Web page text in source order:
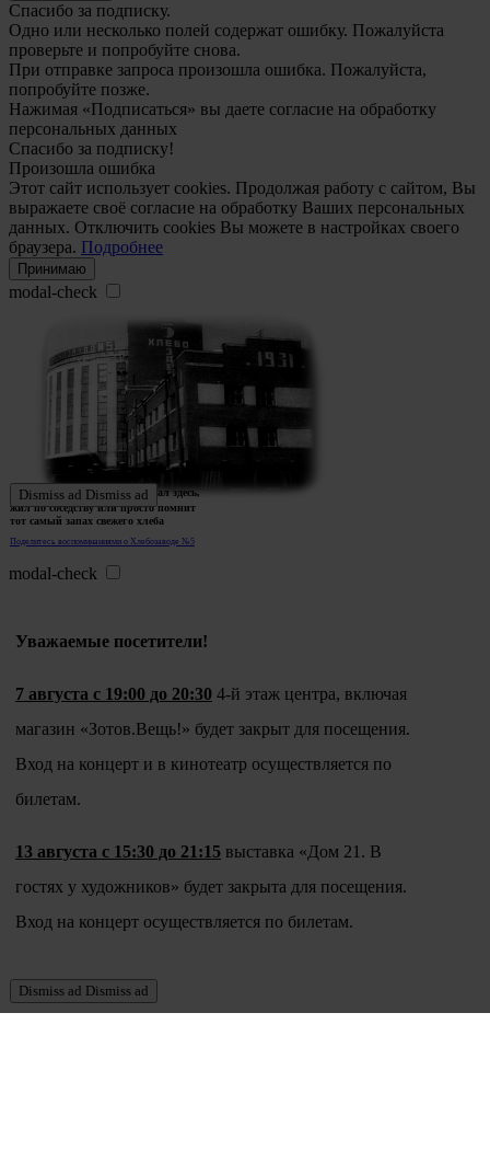
Спасибо за подписку.
Одно или несколько полей содержат ошибку. Пожалуйста
проверьте и попробуйте снова.
При отправке запроса произошла ошибка. Пожалуйста,
попробуйте позже.
Нажимая «Подписаться» вы даете согласие на обработку
персональных данных
Спасибо за подписку!
Произошла ошибка
Этот сайт использует cookies. Продолжая работу с сайтом, Вы
выражаете своё согласие на обработку Ваших персональных
данных. Отключить cookies Вы можете в настройках своего
браузера. Подробнее
Принимаю
modal-check
Поделитесь воспоминаниями о Хлебозаводе №5
Ждем истории тех, кто работал здесь,
жил по соседству или просто помнит
тот самый запах свежего хлеба
Dismiss ad Dismiss ad
modal-check
Уважаемые посетители!
7 августа с 19:00 до 20:30 4-й этаж центра, включая
магазин «Зотов.Вещь!» будет закрыт для посещения.
Вход на концерт и в кинотеатр осуществляется по
билетам.
13 августа с 15:30 до 21:15 выставка «Дом 21. В
гостях у художников» будет закрыта для посещения.
Вход на концерт осуществляется по билетам.
Dismiss ad Dismiss ad